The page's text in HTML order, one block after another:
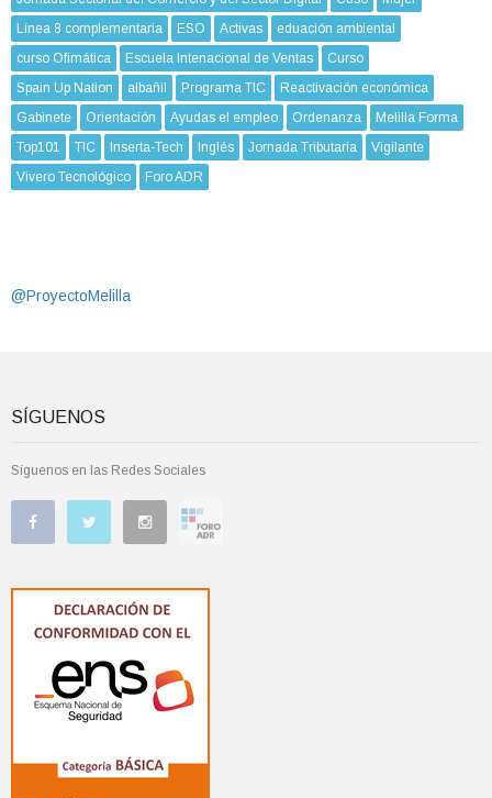
Línea 8 complementaria
ESO Activas
eduación ambiental
curso Ofimática
Escuela Intenacional de Ventas
Curso
Spain Up Nation
albañil Programa TIC
Reactivación económica
Gabinete
Orientación Ayudas el empleo Ordenanza
Melilla Forma
Top101
TIC Inserta-Tech Inglés Jornada Tributaria
Vigilante
Vivero Tecnológico
Foro ADR
@ProyectoMelilla
SÍGUENOS
Síguenos en las Redes Sociales